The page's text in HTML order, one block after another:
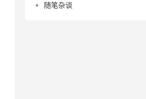
随笔杂谈